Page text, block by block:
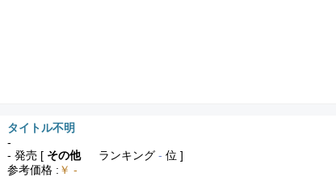
タイトル不明
-
- 発売 [ その他 ランキング - 位 ]
参考価格 : ￥ -